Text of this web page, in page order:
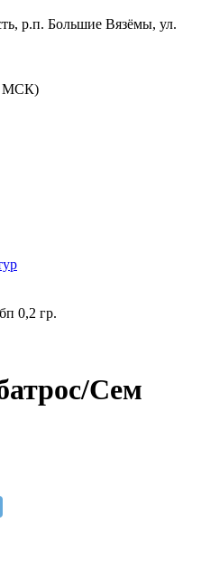
р.п. Большие Вязёмы, ул.
МСК)
0,2 гр.
Сем